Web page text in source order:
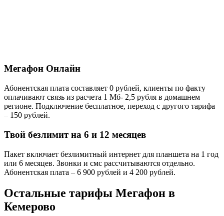
Мегафон Онлайн
Абонентская плата составляет 0 рублей, клиенты по факту
оплачивают связь из расчета 1 Мб- 2,5 рубля в домашнем
регионе. Подключение бесплатное, переход с другого тарифа
– 150 рублей.
Твой безлимит на 6 и 12 месяцев
Пакет включает безлимитный интернет для планшета на 1 год
или 6 месяцев. Звонки и смс рассчитываются отдельно.
Абонентская плата – 6 900 рублей и 4 200 рублей.
Остальные тарифы Мегафон в
Кемерово